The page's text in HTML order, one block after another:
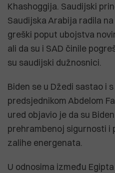
Khashoggija. Saudijski
Saudijska Arabija radila
greški poput ubojstva
ali da su i SAD činile
su saudijski dužnosnici.
Biden se u Džedi sastao i
predsjednikom Abdelom
ured objavio je da su
prehrambenoj sigurnosti i
zalihe energenata.
U odnosima između